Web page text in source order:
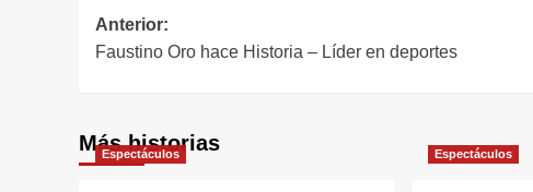
Navegación
de
Anterior:
Faustino Oro hace Historia – Líder en deportes
Más historias
Espectáculos Espectáculos